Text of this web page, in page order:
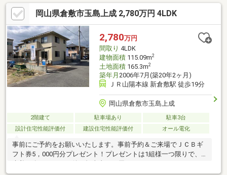
周辺環境 ☆・川口小学校：徒歩2分でお子さまの通学も安心・
エブリイ川口：徒歩3分で毎日のお買い物に便利・コスモス多治
米：徒歩1分【内見の流れ】〇 お電話にて内見のご希望日時をお
知らせください〇 現地集合・もしくはピックアップいたします
お電話でもお気軽にお問い合わせください！成華公式
LINE（@857rnlip）
岡山県倉敷市玉島上成 2,780万円 4LDK
2,780万円
間取り 4LDK
建物面積115.09m2
土地面積165.3m2
築年月 2006年7月(築20年2ヶ月)
ＪＲ山陽本線 新倉敷駅 徒歩19分
岡山県倉敷市玉島上成
2階建て 駐車場あり
駐車3台
設計住宅性能評価付
建設住宅性能評価付 オール電化
事前にご予約をお願いいたします。事前予約＆ご来場でＪＣＢギ
フト券5，000円分プレゼント！プレゼントは1組様一つ限りで、
MISAWARELAY お客様の大切な資産を次世代へリレイ（つな